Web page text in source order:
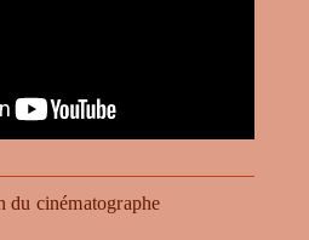
du cinématographe